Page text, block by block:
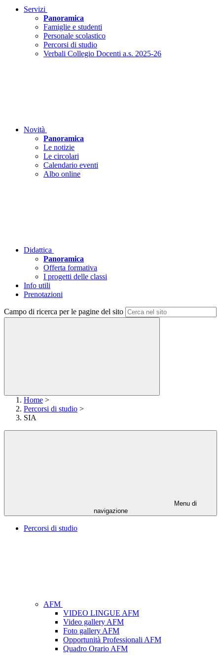
Servizi
Panoramica
Famiglie e studenti
Personale scolastico
Percorsi di studio
Verbali Collegio Docenti a.s. 2025-26
Novità
Panoramica
Le notizie
Le circolari
Calendario eventi
Albo online
Didattica
Panoramica
Offerta formativa
I progetti delle classi
Info utili
Prenotazioni
Campo di ricerca per le pagine del sito
Home >
Percorsi di studio >
SIA
Menu di
navigazione
Percorsi di studio
AFM
VIDEO LINGUE AFM
Video gallery AFM
Foto gallery AFM
Opportunità Professionali AFM
Quadro Orario AFM